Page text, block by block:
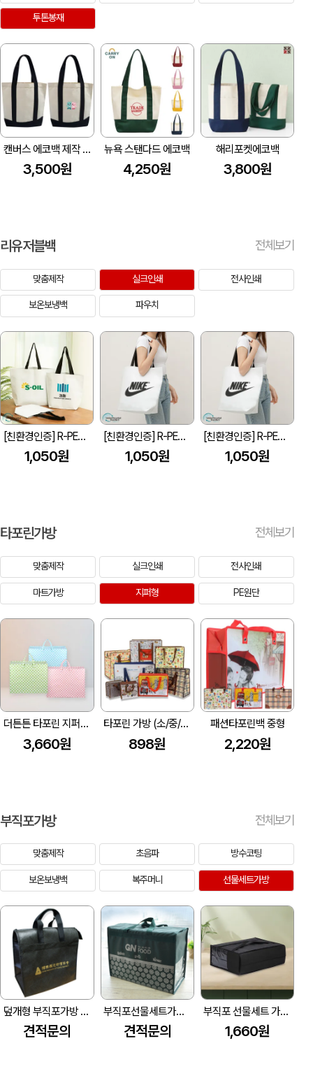
투톤봉재
캔버스 에코백 제작 (34x34x10cm)
3,500원
뉴욕 스탠다드 에코백
4,250원
해리포켓에코백
3,800원
리유저블백 전체보기
맞춤제작 실크인쇄 전사인쇄
보온보냉백 파우치
[친환경인증] R-PET 고밀도 리유저블백 (검정내피/170g)(S~XL)
1,050원
[친환경인증] R-PET 고밀도 리유저블백 (검정내피/170g)(S~XL)
1,050원
[친환경인증] R-PET 고밀도 리유저블백 (검정내피/170g)(S~XL)
1,050원
타포린가방 전체보기
맞춤제작 실크인쇄 전사인쇄
마트가방 지퍼형 PE원단
더튼튼 타포린 지퍼백 (대/중/소)
3,660원
타포린 가방 (소/중/특중/대/특대)
898원
패션타포린백 중형
2,220원
부직포가방 전체보기
맞춤제작 초음파 방수코팅
보온보냉백 복주머니 선물세트가방
덮개형 부직포가방 (350*200*350mm)
견적문의
부직포선물세트가방_(컬러 선물세트 가방) (390*200*290mm)
견적문의
부직포 선물세트 가로형
1,660원